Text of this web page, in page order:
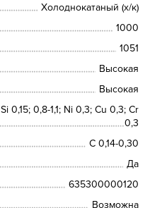
Холоднокатаный (х/к)
1000
1051
Высокая
Высокая
Si 0,15; 0,8-1,1; Ni 0,3; Сu 0,3; Cr
0,3
C 0,14-0,30
Да
635300000120
Возможна